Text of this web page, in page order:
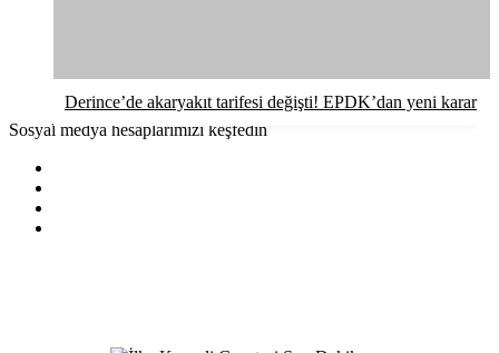
Derince’de akaryakıt tarifesi değişti! EPDK’dan yeni karar
Sosyal medya hesaplarımızı keşfedin